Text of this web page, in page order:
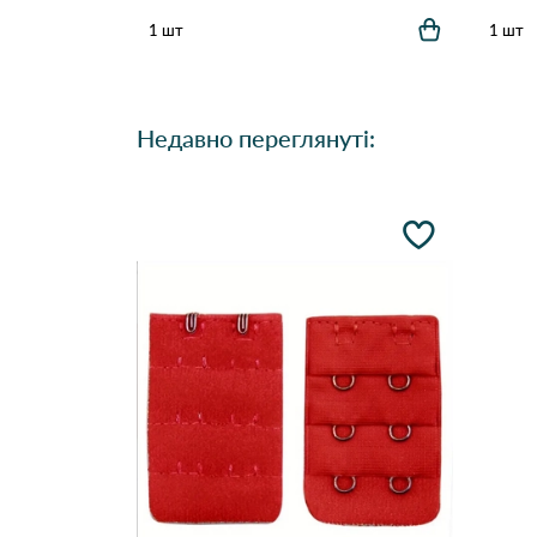
1 шт 1 шт
Недавно переглянуті: